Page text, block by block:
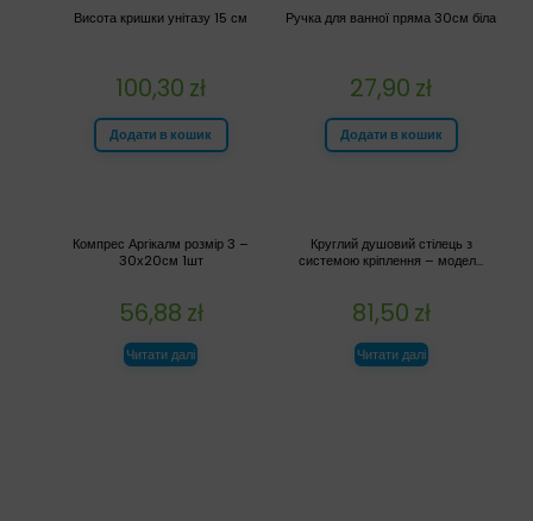
Ручка для ванної пряма 30см біла
27,90 zł
Додати в кошик
Висота кришки унітазу 15 см
100,30 zł
Додати в кошик
Круглий душовий стілець з
системою кріплення – модел...
81,50 zł
Читати далі
Компрес Аргікалм розмір 3 –
30х20см 1шт
56,88 zł
Читати далі